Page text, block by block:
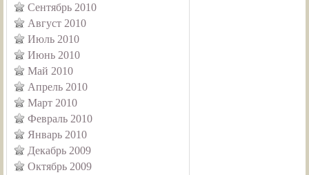
Сентябрь 2010
Август 2010
Июль 2010
Июнь 2010
Май 2010
Апрель 2010
Март 2010
Февраль 2010
Январь 2010
Декабрь 2009
Октябрь 2009